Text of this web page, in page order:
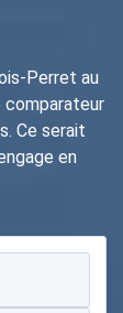
Perret au
comparateur
Ce serait
en